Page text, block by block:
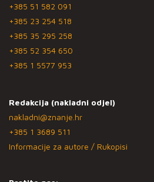
+385 51 582 091
+385 23 254 518
+385 35 295 258
+385 52 354 650
+385 1 5577 953
Redakcija (nakladni odjel)
nakladni@znanje.hr
+385 1 3689 511
Informacije za autore / Rukopisi